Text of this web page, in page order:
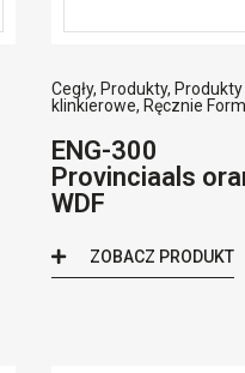
Cegły, Produkty, Produkty
klinkierowe, Ręcznie
ENG-300
Provinciaals
WDF
ZOBACZ PRODUKT